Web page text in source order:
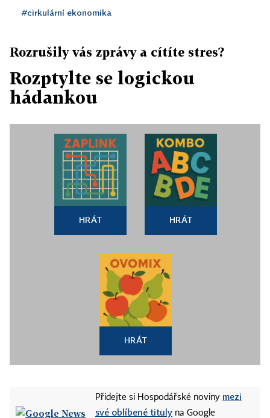
#cirkulární ekonomika
Rozrušily vás zprávy a cítíte stres?
Rozptylte se logickou
hádankou
HRÁT HRÁT
HRÁT
Přidejte si Hospodářské noviny mezi
své oblíbené tituly na Google